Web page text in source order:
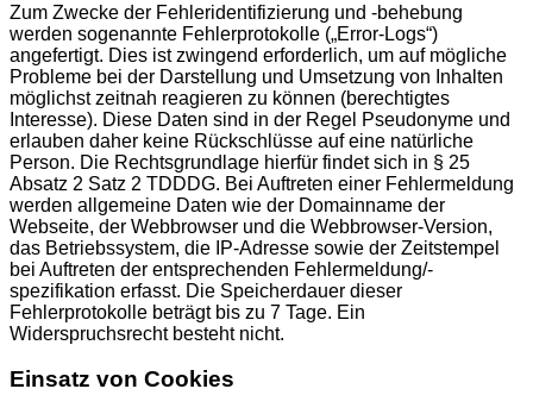
Zum Zwecke der Fehleridentifizierung und -behebung
werden sogenannte Fehlerprotokolle („Error-Logs“)
angefertigt. Dies ist zwingend erforderlich, um auf mögliche
Probleme bei der Darstellung und Umsetzung von Inhalten
möglichst zeitnah reagieren zu können (berechtigtes
Interesse). Diese Daten sind in der Regel Pseudonyme und
erlauben daher keine Rückschlüsse auf eine natürliche
Person. Die Rechtsgrundlage hierfür findet sich in § 25
Absatz 2 Satz 2 TDDDG. Bei Auftreten einer Fehlermeldung
werden allgemeine Daten wie der Domainname der
Webseite, der Webbrowser und die Webbrowser-Version,
das Betriebssystem, die IP-Adresse sowie der Zeitstempel
bei Auftreten der entsprechenden Fehlermeldung/-
spezifikation erfasst. Die Speicherdauer dieser
Fehlerprotokolle beträgt bis zu 7 Tage. Ein
Widerspruchsrecht besteht nicht.
Einsatz von Cookies